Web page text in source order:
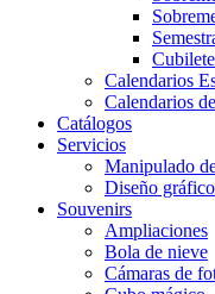
Calendarios
Calendarios
Catálogos
Servicios
Manipulado
Diseño
Souvenirs
Ampliaciones
Bola de nieve
Cámaras de